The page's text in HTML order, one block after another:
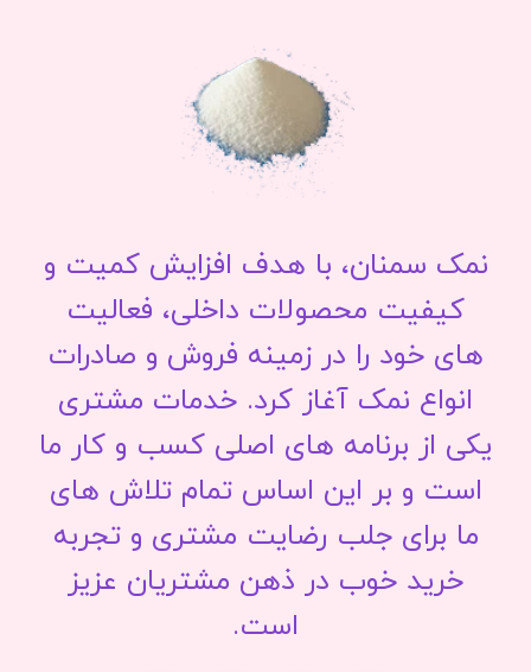
نمک سمنان، با هدف افزایش کمیت و
کیفیت محصولات داخلی، فعالیت
های خود را در زمینه فروش و صادرات
انواع نمک آغاز کرد. خدمات مشتری
یکی از برنامه های اصلی کسب و کار ما
است و بر این اساس تمام تلاش های
ما برای جلب رضایت مشتری و تجربه
خرید خوب در ذهن مشتریان عزیز
است.